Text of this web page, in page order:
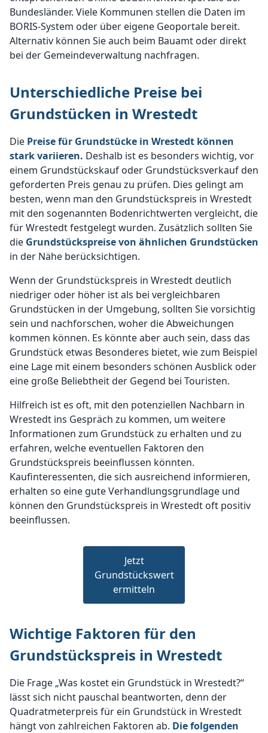
Bundesländer. Viele Kommunen stellen die Daten im
BORIS-System oder über eigene Geoportale bereit.
Alternativ können Sie auch beim Bauamt oder direkt
bei der Gemeindeverwaltung nachfragen.
Unterschiedliche Preise bei
Grundstücken in Wrestedt
Die Preise für Grundstücke in Wrestedt können
stark variieren. Deshalb ist es besonders wichtig, vor
einem Grundstückskauf oder Grundstücksverkauf den
geforderten Preis genau zu prüfen. Dies gelingt am
besten, wenn man den Grundstückspreis in Wrestedt
mit den sogenannten Bodenrichtwerten vergleicht, die
für Wrestedt festgelegt wurden. Zusätzlich sollten Sie
die Grundstückspreise von ähnlichen Grundstücken
in der Nähe berücksichtigen.
Wenn der Grundstückspreis in Wrestedt deutlich
niedriger oder höher ist als bei vergleichbaren
Grundstücken in der Umgebung, sollten Sie vorsichtig
sein und nachforschen, woher die Abweichungen
kommen können. Es könnte aber auch sein, dass das
Grundstück etwas Besonderes bietet, wie zum Beispiel
eine Lage mit einem besonders schönen Ausblick oder
eine große Beliebtheit der Gegend bei Touristen.
Hilfreich ist es oft, mit den potenziellen Nachbarn in
Wrestedt ins Gespräch zu kommen, um weitere
Informationen zum Grundstück zu erhalten und zu
erfahren, welche eventuellen Faktoren den
Grundstückspreis beeinflussen könnten.
Kaufinteressenten, die sich ausreichend informieren,
erhalten so eine gute Verhandlungsgrundlage und
können den Grundstückspreis in Wrestedt oft positiv
beeinflussen.
Jetzt
Grundstückswert
ermitteln
Wichtige Faktoren für den
Grundstückspreis in Wrestedt
Die Frage „Was kostet ein Grundstück in Wrestedt?“
lässt sich nicht pauschal beantworten, denn der
Quadratmeterpreis für ein Grundstück in Wrestedt
hängt von zahlreichen Faktoren ab. Die folgenden